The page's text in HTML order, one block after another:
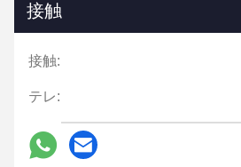
接触
接触:
テレ: